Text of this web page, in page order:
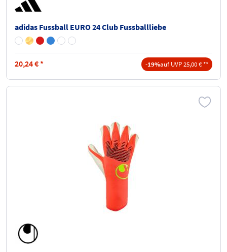
adidas Fussball EURO 24 Club Fussballliebe
20,24€ * -19%auf UVP 25,00 € **